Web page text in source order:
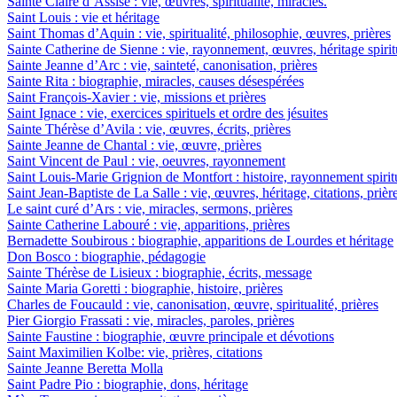
Saint Louis : vie et héritage
Saint Thomas d’Aquin : vie, spiritualité, philosophie, œuvres, prières
Sainte Catherine de Sienne : vie, rayonnement, œuvres, héritage
Sainte Jeanne d’Arc : vie, sainteté, canonisation, prières
Sainte Rita : biographie, miracles, causes désespérées
Saint François-Xavier : vie, missions et prières
Saint Ignace : vie, exercices spirituels et ordre des jésuites
Sainte Thérèse d’Avila : vie, œuvres, écrits, prières
Sainte Jeanne de Chantal : vie, œuvre, prières
Saint Vincent de Paul : vie, oeuvres, rayonnement
Saint Louis-Marie Grignion de Montfort : histoire, rayonnement
Saint Jean-Baptiste de La Salle : vie, œuvres, héritage, citations,
Le saint curé d’Ars : vie, miracles, sermons, prières
Sainte Catherine Labouré : vie, apparitions, prières
Bernadette Soubirous : biographie, apparitions de Lourdes et héritage
Don Bosco : biographie, pédagogie
Sainte Thérèse de Lisieux : biographie, écrits, message
Sainte Maria Goretti : biographie, histoire, prières
Charles de Foucauld : vie, canonisation, œuvre, spiritualité, prières
Pier Giorgio Frassati : vie, miracles, paroles, prières
Sainte Faustine : biographie, œuvre principale et dévotions
Saint Maximilien Kolbe: vie, prières, citations
Sainte Jeanne Beretta Molla
Saint Padre Pio : biographie, dons, héritage